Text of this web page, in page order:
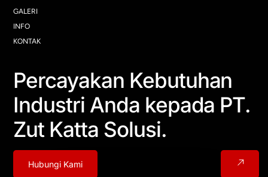
GALERI
INFO
KONTAK
Percayakan Kebutuhan
Industri Anda kepada PT.
Zut Katta Solusi.
Hubungi Kami